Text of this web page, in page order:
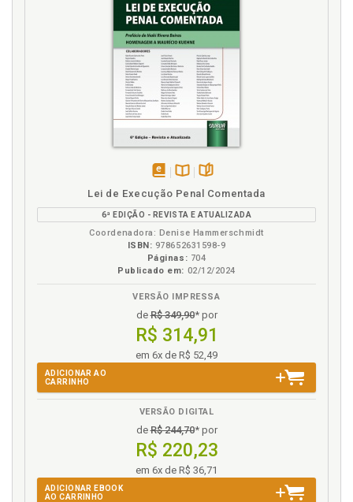
em
eBookB.V.
Lei de Execução Penal Comentada
6ª EDIÇÃO - REVISTA E ATUALIZADA
Coordenadora: Denise Hammerschmidt
ISBN: 978652631598-9
Páginas: 704
Publicado em: 02/12/2024
VERSÃO IMPRESSA
deR$ 349,90* por
R$ 314,91
em 6x de R$ 52,49
ADICIONAR AO
CARRINHO
VERSÃO DIGITAL
deR$ 244,70* por
R$ 220,23
em 6x de R$ 36,71
ADICIONAR EBOOK
AO CARRINHO